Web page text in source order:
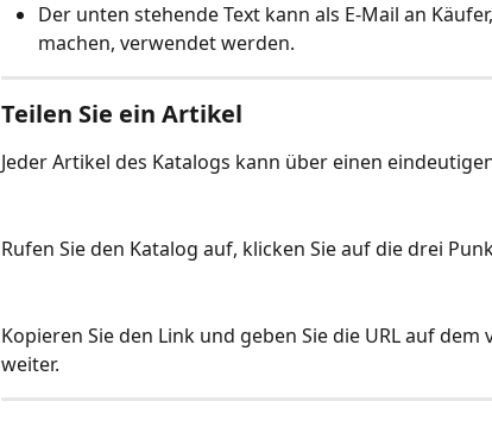
Der unten stehende Text kann als E-Mail an
machen, verwendet werden.
Teilen Sie ein Artikel
Jeder Artikel des Katalogs kann über einen
Rufen Sie den Katalog auf, klicken Sie auf die drei
Kopieren Sie den Link und geben Sie die URL auf
weiter.